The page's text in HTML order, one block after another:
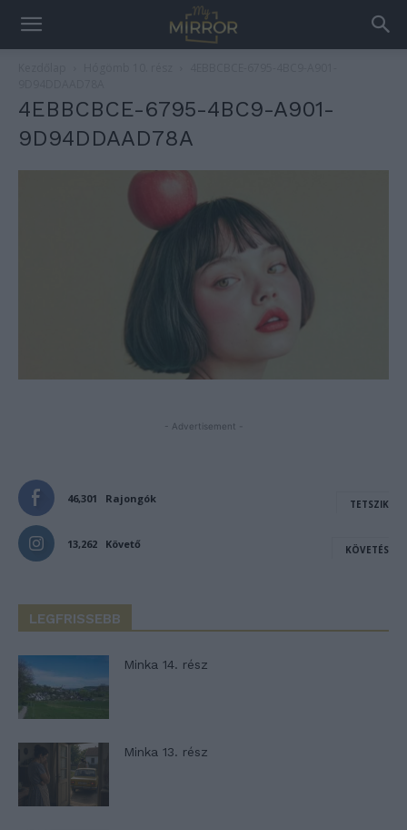
4EBBCBCE-6795-4BC9-A901-
9D94DDAAD78A
- Advertisement -
46,301 Rajongók TETSZIK
13,262 Követő KÖVETÉS
LEGFRISSEBB
Minka 14. rész
Minka 13. rész